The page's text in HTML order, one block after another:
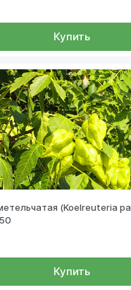
Купить
(Koelreuteria
Купить